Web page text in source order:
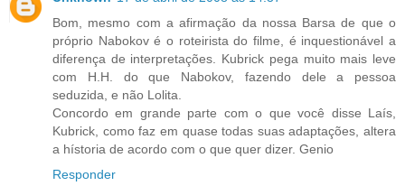
Bom, mesmo com a afirmação da nossa Barsa de que o
próprio Nabokov é o roteirista do filme, é inquestionável a
diferença de interpretações. Kubrick pega muito mais leve
com H.H. do que Nabokov, fazendo dele a pessoa
seduzida, e não Lolita.
Concordo em grande parte com o que você disse Laís,
Kubrick, como faz em quase todas suas adaptações, altera
a hístoria de acordo com o que quer dizer. Genio
Responder